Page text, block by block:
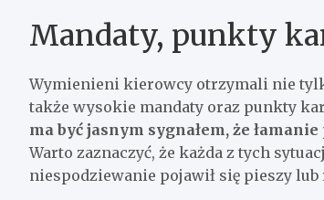
Mandaty, punkty
Wymienieni kierowcy otrzymali nie
także wysokie mandaty oraz punkty
ma być jasnym sygnałem, że
Warto zaznaczyć, że każda z tych
niespodziewanie pojawił się pieszy lub